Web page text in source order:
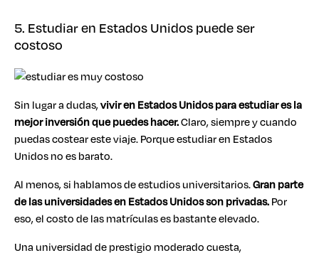
5. Estudiar en Estados Unidos puede ser
costoso
Sin lugar a dudas,vivir en Estados Unidos para estudiar es la
mejor inversión que puedes hacer.Claro, siempre y cuando
puedas costear este viaje. Porque estudiar en Estados
Unidos no es barato.
Al menos, si hablamos de estudios universitarios.Gran parte
de las universidades en Estados Unidos son privadas.Por
eso, el costo de las matrículas es bastante elevado.
Una universidad de prestigio moderado cuesta,